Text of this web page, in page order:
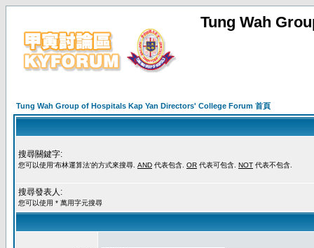
Tung Wah
Tung Wah Group of Hospitals Kap Yan Directors' College Forum 首頁
搜尋關鍵字:
您可以使用'布林運算法'的方式來搜尋. AND 代表包含. OR 代表可包含. NOT 代表不包含.
搜尋發表人:
您可以使用 * 萬用字元搜尋